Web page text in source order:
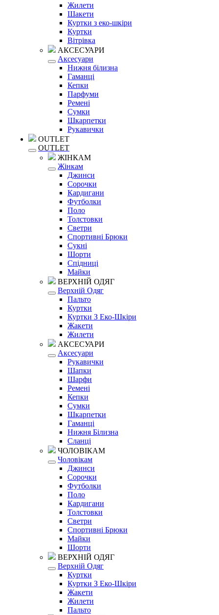
Жилети
Шакети
Куртки з еко-шкіри
Куртки
Вітрівка
АКСЕСУАРИ
Аксесуари
Нижня білизна
Гаманці
Кепки
Парфуми
Ремені
Сумки
Шкарпетки
Рукавички
OUTLET
OUTLET
ЖІНКАМ
Жінкам
Джинси
Сорочки
Кардигани
Футболки
Поло
Толстовки
Светри
Спортивні Брюки
Сукні
Шорти
Спідниці
Майки
ВЕРХНІЙ ОДЯГ
Верхній Одяг
Пальто
Куртки
Куртки З Еко-Шкіри
Жакети
Жилети
АКСЕСУАРИ
Аксесуари
Рукавички
Шапки
Шарфи
Ремені
Кепки
Сумки
Шкарпетки
Гаманці
Нижня Білизна
Сланці
ЧОЛОВІКАМ
Чоловікам
Джинси
Сорочки
Футболки
Поло
Кардигани
Толстовки
Светри
Спортивні Брюки
Майки
Шорти
ВЕРХНІЙ ОДЯГ
Верхній Одяг
Куртки
Куртки З Еко-Шкіри
Жакети
Жилети
Пальто